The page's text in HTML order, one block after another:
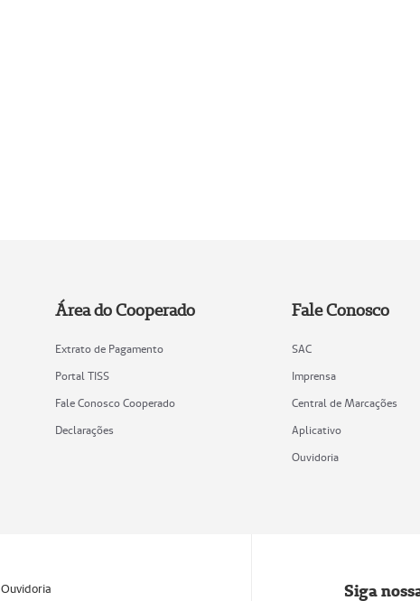
Área do Cooperado
Extrato de Pagamento
Portal TISS
Fale Conosco Cooperado
Declarações
Fale Conosco
SAC
Imprensa
Central de Marcações
Aplicativo
Ouvidoria
Ouvidoria Siga